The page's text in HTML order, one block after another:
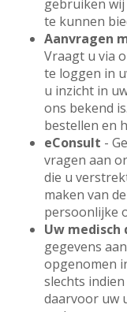
gebruiken
te kunnen
Aanvragen
Vraagt u via
te loggen in
u inzicht in
ons bekend
bestellen en
eConsult -
vragen aan
die u
maken van
persoonlijke
Uw medisch
gegevens
opgenomen
slechts
daarvoor uw